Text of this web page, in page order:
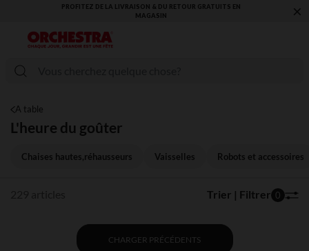
VOUS ALLEZ ADORER LA RENTRÉE ! DÉCOUVREZ LA NOUVELLE
COLLECTION !
×
A table
L'heure du goûter
Chaises hautes,réhausseurs Vaisselles Robots et accessoires
Trier | Filtrer 0
CHARGER PRÉCÉDENTS